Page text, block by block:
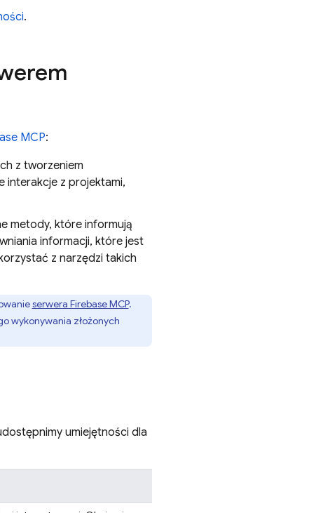
.
MCP:
z tworzeniem
interakcje z projektami,
metody, które informują
informacji, które jest
z narzędzi takich
serwera Firebase MCP.
wykonywania złożonych
umiejętności dla